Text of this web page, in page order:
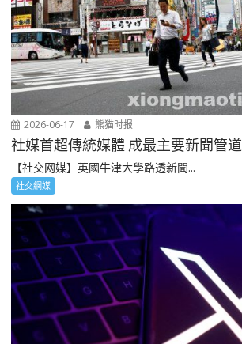
2026-06-17 熊猫时报
社媒首超傳統媒體 成最主要新聞管道
【社交网媒】英國牛津大學路透新聞...
社交網媒